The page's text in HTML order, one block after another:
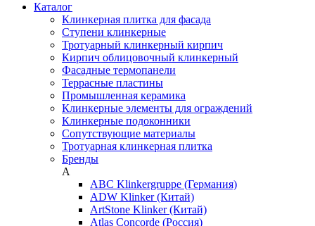
Каталог
Клинкерная плитка для фасада
Ступени клинкерные
Тротуарный клинкерный кирпич
Кирпич облицовочный клинкерный
Фасадные термопанели
Террасные пластины
Промышленная керамика
Клинкерные элементы для ограждений
Клинкерные подоконники
Сопутствующие материалы
Тротуарная клинкерная плитка
Бренды
A
ABC Klinkergruppe (Германия)
ADW Klinker (Китай)
ArtStone Klinker (Китай)
Atlas Concorde (Россия)